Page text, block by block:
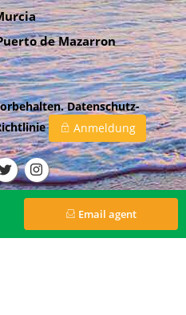
de Mazarron
Datenschutz-
Anmeldung
Email agent